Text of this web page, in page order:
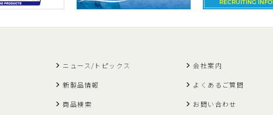
ニュース/トピックス
新製品情報
商品検索
会社案内
よくあるご質問
お問い合わせ